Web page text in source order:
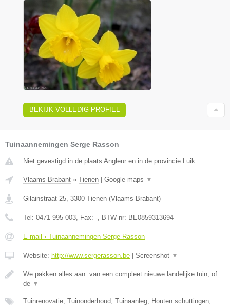
BEKIJK VOLLEDIG PROFIEL
Tuinaannemingen Serge Rasson
Niet gevestigd in de plaats Angleur en in de provincie Luik.
Vlaams-Brabant » Tienen Google maps ▼
Gilainstraat 25, 3300 Tienen (Vlaams-Brabant)
Tel: 0471 995 003, Fax: -, BTW-nr: BE0859313694
E-mail › Tuinaannemingen Serge Rasson
Website: http://www.sergerasson.be Screenshot ▼
We pakken alles aan: van een compleet nieuwe landelijke tuin, of
de ▼
Tuinrenovatie, Tuinonderhoud, Tuinaanleg, Houten schuttingen,